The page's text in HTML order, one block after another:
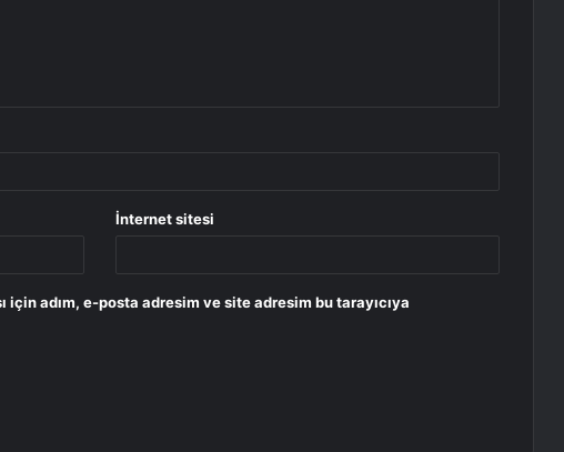
İnternet sitesi
için adım, e-posta adresim ve site adresim bu tarayıcıya